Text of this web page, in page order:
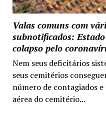
Valas comuns com
subnotificados:
colapso pelo
Nem seus deficitários
seus cemitérios
número de contagiados
aérea do cemitério...